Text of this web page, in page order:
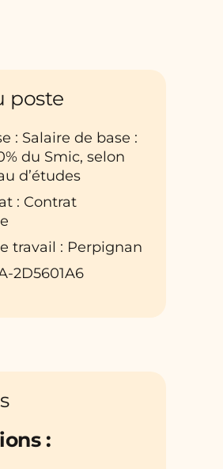
poste
: Salaire de base :
du Smic, selon
d’études
: Contrat
travail : Perpignan
2D5601A6
: